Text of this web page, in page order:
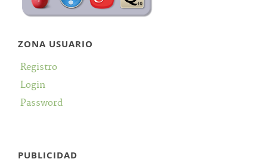
ZONA USUARIO
Registro
Login
Password
PUBLICIDAD